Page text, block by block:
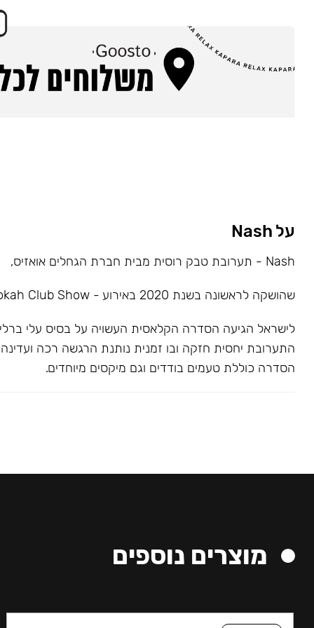
על Nash
Nash - תערובת טבק רוסית מבית חברת הגחלים אואזיס,
שהושקה לראשונה בשנת 2020 באירוע - Hookah Club Show.
לישראל הגיעה הסדרה הקלאסית העשויה על בסיס עלי
התערובת יחסית חזקה ובו זמנית נותנת הרגשה רכה ועדינה
הסדרה כוללת טעמים בודדים וגם מיקסים מיוחדים.
מוצרים נוספים